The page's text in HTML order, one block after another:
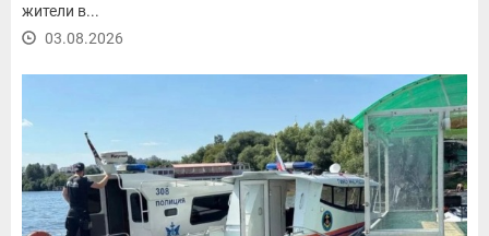
жители в...
03.08.2026